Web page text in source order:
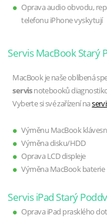
Oprava audio obvodu,
telefonu iPhone vyskytují
Servis MacBook Starý
MacBook je naše oblíbená
servisnotebooků
Vyberte si své zařízení na
Výměnu MacBook
Výměna disku/HDD
Oprava LCD displeje
Výměna MacBook baterie
Servis iPad Starý
Oprava iPad prasklého